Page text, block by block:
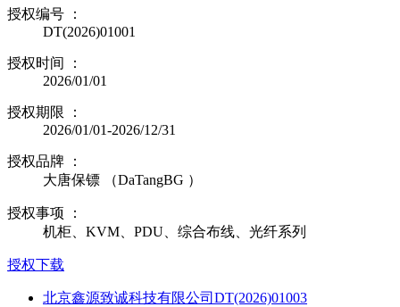
授权编号 ：
DT(2026)01001
授权时间 ：
2026/01/01
授权期限 ：
2026/01/01-2026/12/31
授权品牌 ：
大唐保镖 （DaTangBG ）
授权事项 ：
机柜、KVM、PDU、综合布线、光纤系列
授权下载
北京鑫源致诚科技有限公司DT(2026)01003